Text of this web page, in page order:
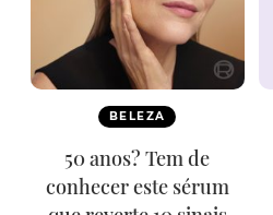
BELEZA
50 anos? Tem de
conhecer este sérum